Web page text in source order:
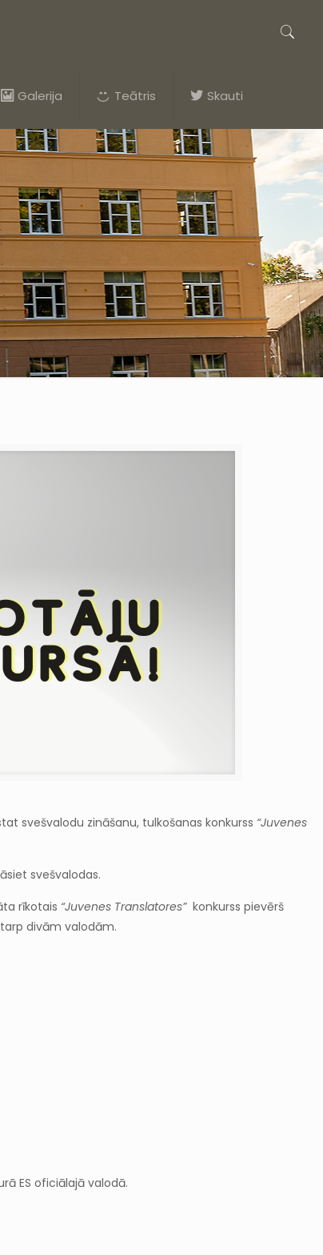
Galerija Teātris Skauti
svešvalodu zināšanu, tulkošanas konkurss “Juvenes
svešvalodas.
rīkotais “Juvenes Translatores”konkurss pievērš
divām valodām.
ES oficiālajā valodā.